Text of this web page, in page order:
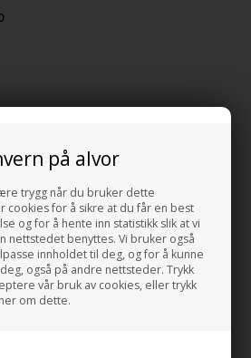
på alvor
trygg når du bruker dette
cookies for å sikre at du får en best
og for å hente inn statistikk slik at vi
nettstedet benyttes. Vi bruker også
innholdet til deg, og for å kunne
også på andre nettsteder. Trykk
vår bruk av cookies, eller trykk
om dette.
Push VA i hvit porselen
NOK
Free Flow i i forkrommet
NOK